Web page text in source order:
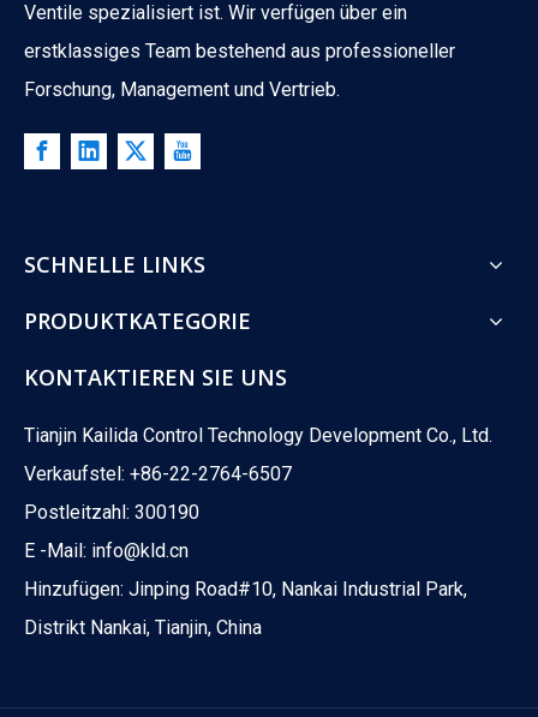
Ventile spezialisiert ist. Wir verfügen über ein
erstklassiges Team bestehend aus professioneller
Forschung, Management und Vertrieb.
SCHNELLE LINKS
PRODUKTKATEGORIE
KONTAKTIEREN SIE UNS
Tianjin Kailida Control Technology Development Co., Ltd.
Verkaufstel: +86-22-2764-6507
Postleitzahl: 300190
E -Mail: info@kld.cn
Hinzufügen: Jinping Road#10, Nankai Industrial Park,
Distrikt Nankai, Tianjin, China